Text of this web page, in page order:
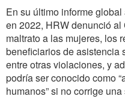
En su último informe
en 2022, HRW denunció
maltrato a las mujeres, los
beneficiarios de asistencia
entre otras violaciones, y
podría ser conocido como
humanos” si no corrige